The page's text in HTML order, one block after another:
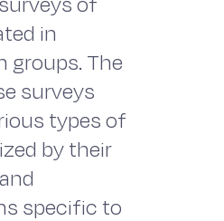
in
The
surveys
types of
by their
specific to